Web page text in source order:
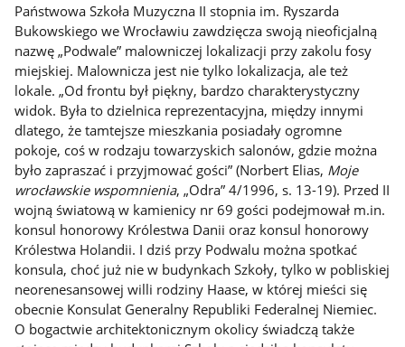
Państwowa Szkoła Muzyczna II stopnia im. Ryszarda
Bukowskiego we Wrocławiu zawdzięcza swoją nieoficjalną
nazwę „Podwale” malowniczej lokalizacji przy zakolu fosy
miejskiej. Malownicza jest nie tylko lokalizacja, ale też
lokale. „Od frontu był piękny, bardzo charakterystyczny
widok. Była to dzielnica reprezentacyjna, między innymi
dlatego, że tamtejsze mieszkania posiadały ogromne
pokoje, coś w rodzaju towarzyskich salonów, gdzie można
było zapraszać i przyjmować gości” (Norbert Elias, Moje
wrocławskie wspomnienia, „Odra” 4/1996, s. 13-19). Przed II
wojną światową w kamienicy nr 69 gości podejmował m.in.
konsul honorowy Królestwa Danii oraz konsul honorowy
Królestwa Holandii. I dziś przy Podwalu można spotkać
konsula, choć już nie w budynkach Szkoły, tylko w pobliskiej
neorenesansowej willi rodziny Haase, w której mieści się
obecnie Konsulat Generalny Republiki Federalnej Niemiec.
O bogactwie architektonicznym okolicy świadczą także